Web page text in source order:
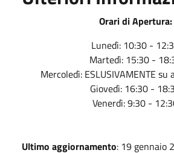
Orari di Apertura:
Lunedì: 10:30 -
Martedì: 15:30 -
Mercoledì: ESLUSIVAMENTE
Giovedì: 16:30 -
Venerdì: 9:30 -
Ultimo aggiornamento: 19 gennaio